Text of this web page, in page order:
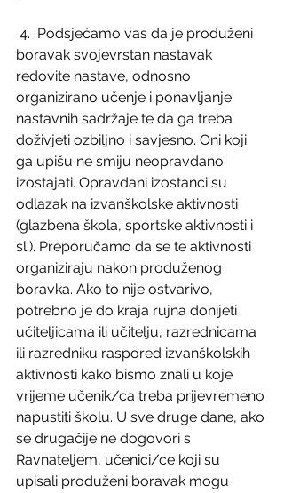
boravak svojevrstan nastavak
redovite nastave, odnosno
organizirano učenje i ponavljanje
nastavnih sadržaje te da ga treba
doživjeti ozbiljno i savjesno. Oni koji
ga upišu ne smiju neopravdano
izostajati. Opravdani izostanci su
odlazak na izvanškolske aktivnosti
(glazbena škola, sportske aktivnosti i
sl.). Preporučamo da se te aktivnosti
organiziraju nakon produženog
boravka. Ako to nije ostvarivo,
potrebno je do kraja rujna donijeti
učiteljicama ili učitelju, razrednicama
ili razredniku raspored izvanškolskih
aktivnosti kako bismo znali u koje
vrijeme učenik/ca treba prijevremeno
napustiti školu. U sve druge dane, ako
se drugačije ne dogovori s
Ravnateljem, učenici/ce koji su
upisali produženi boravak mogu